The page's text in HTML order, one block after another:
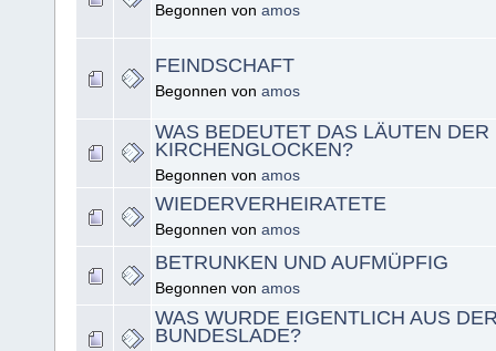
Begonnen von amos
FEINDSCHAFT
Begonnen von amos
WAS BEDEUTET DAS LÄUTEN DER
KIRCHENGLOCKEN?
Begonnen von amos
WIEDERVERHEIRATETE
Begonnen von amos
BETRUNKEN UND AUFMÜPFIG
Begonnen von amos
WAS WURDE EIGENTLICH AUS
BUNDESLADE?